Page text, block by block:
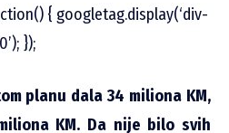
{ googletag.display(‘div-
});
planu dala 34 miliona KM,
KM. Da nije bilo svih